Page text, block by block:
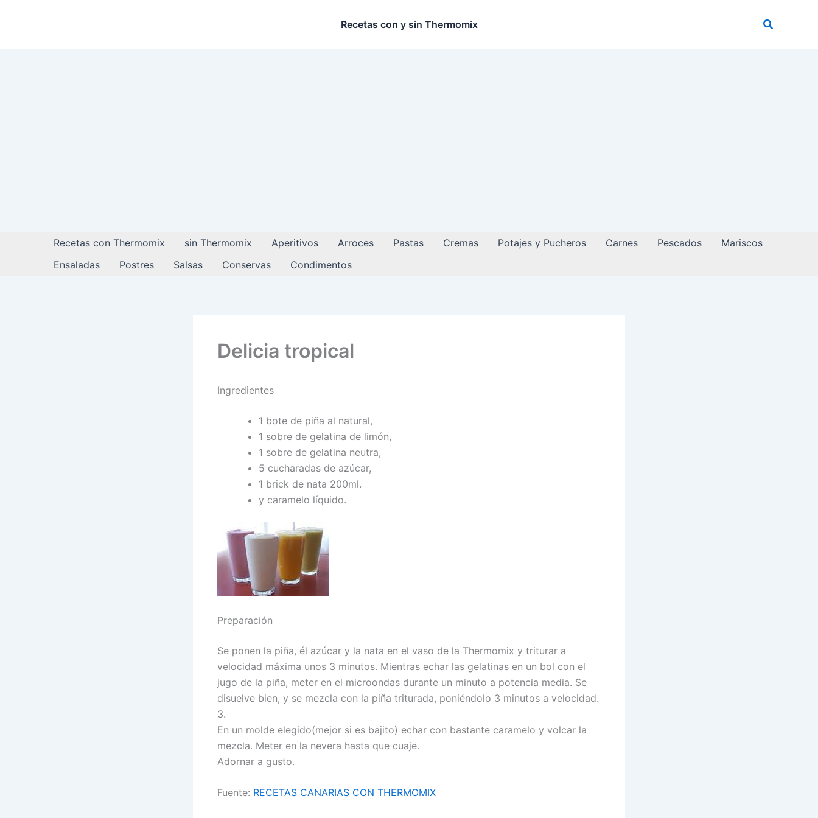
Recetas con y sin Thermomix Buscar
Recetas con Thermomix sin Thermomix Aperitivos Arroces Pastas Cremas Potajes y Pucheros Carnes Pescados
Mariscos
Ensaladas
Postres Salsas Conservas Condimentos
Delicia tropical
Ingredientes
1 bote de piña al natural,
1 sobre de gelatina de limón,
1 sobre de gelatina neutra,
5 cucharadas de azúcar,
1 brick de nata 200ml.
y caramelo líquido.
Preparación
Se ponen la piña, él azúcar y la nata en el vaso de la Thermomix y triturar a
velocidad máxima unos 3 minutos. Mientras echar las gelatinas en un bol con el
jugo de la piña, meter en el microondas durante un minuto a potencia media. Se
disuelve bien, y se mezcla con la piña triturada, poniéndolo 3 minutos a velocidad.
3.
En un molde elegido(mejor si es bajito) echar con bastante caramelo y volcar la
mezcla. Meter en la nevera hasta que cuaje.
Adornar a gusto.
Fuente: RECETAS CANARIAS CON THERMOMIX